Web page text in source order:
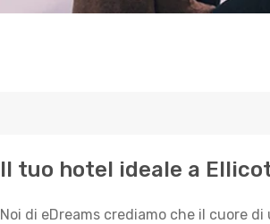
Il tuo hotel ideale a
Noi di eDreams crediamo che il cuore